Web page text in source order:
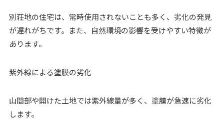
別荘地の住宅は、常時使用されないことも多く、劣化の発見
が遅れがちです。また、自然環境の影響を受けやすい特徴が
あります。
紫外線による塗膜の劣化
山間部や開けた土地では紫外線量が多く、塗膜が急速に劣化
します。